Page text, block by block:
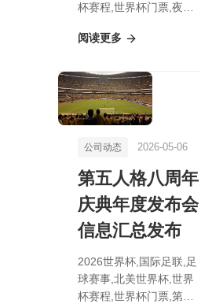
杯赛程,世界杯门票,夜魔
告，基尔格雷夫网飞反派
阅读更多
公司动态 2026-05-06
第五人格八周年
庆典年度发布会
信息汇总发布
2026世界杯,国际足联,足
球赛事,北美世界杯,世界
杯赛程,世界杯门票,第五